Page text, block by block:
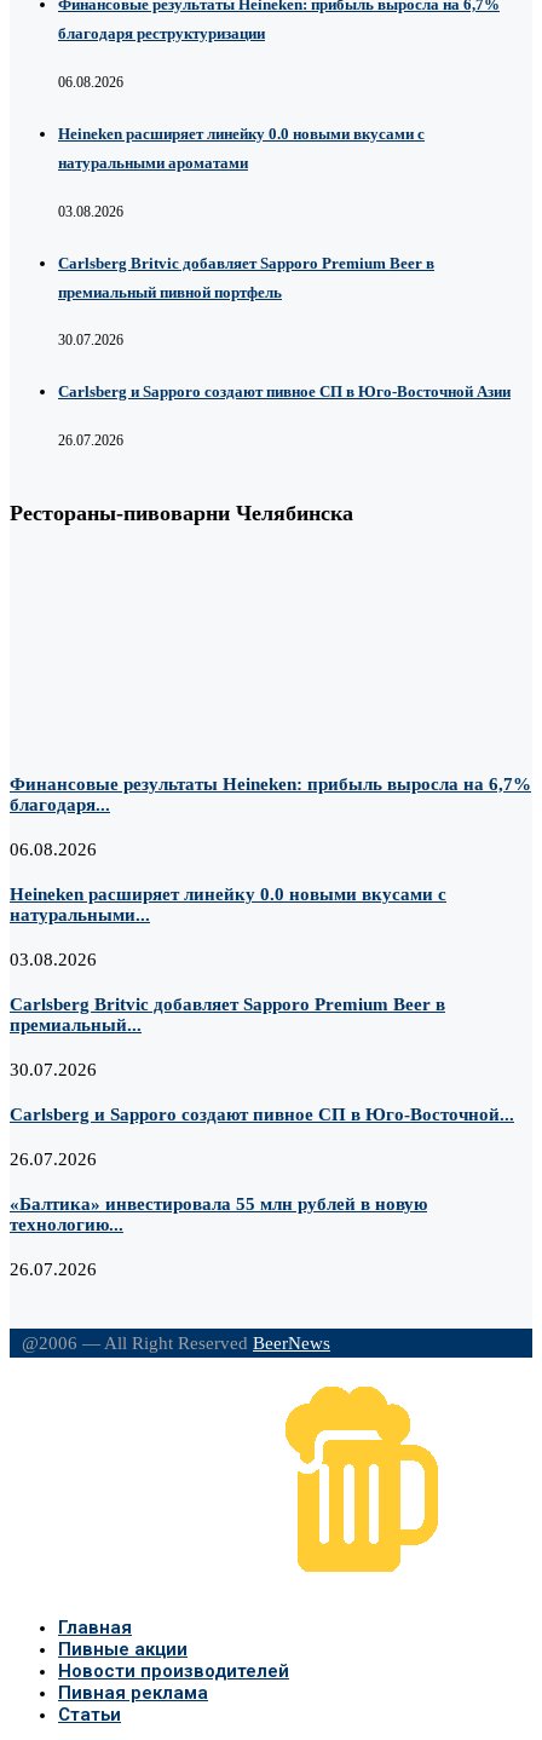
Финансовые результаты Heineken: прибыль выросла на 6,7%
благодаря реструктуризации
06.08.2026
Heineken расширяет линейку 0.0 новыми вкусами с
натуральными ароматами
03.08.2026
Carlsberg Britvic добавляет Sapporo Premium Beer в
премиальный пивной портфель
30.07.2026
Carlsberg и Sapporo создают пивное СП в Юго-Восточной Азии
26.07.2026
Рестораны-пивоварни Челябинска
Финансовые результаты Heineken: прибыль выросла на 6,7%
благодаря...
06.08.2026
Heineken расширяет линейку 0.0 новыми вкусами с
натуральными...
03.08.2026
Carlsberg Britvic добавляет Sapporo Premium Beer в
премиальный...
30.07.2026
Carlsberg и Sapporo создают пивное СП в Юго-Восточной...
26.07.2026
«Балтика» инвестировала 55 млн рублей в новую
технологию...
26.07.2026
@2006 — All Right Reserved BeerNews
Главная
Пивные акции
Новости производителей
Пивная реклама
Статьи